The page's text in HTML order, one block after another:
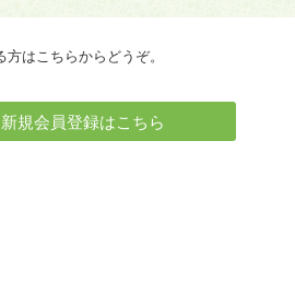
はこちらからどうぞ。
新規会員登録はこちら